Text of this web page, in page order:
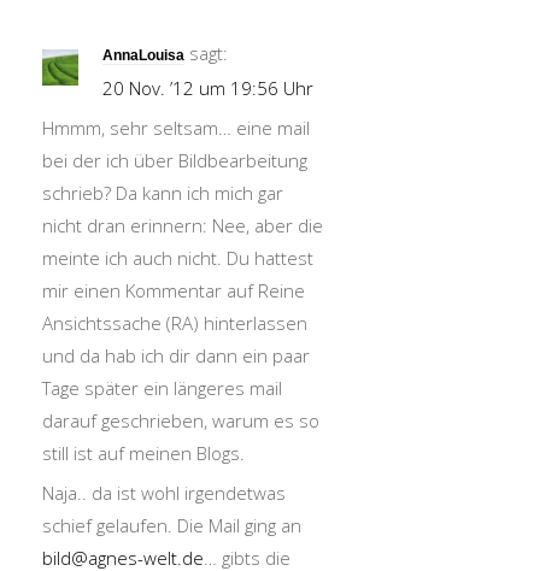
AnnaLouisa sagt:
20 Nov. ’12 um 19:56 Uhr
Hmmm, sehr seltsam… eine mail
bei der ich über Bildbearbeitung
schrieb? Da kann ich mich gar
nicht dran erinnern: Nee, aber die
meinte ich auch nicht. Du hattest
mir einen Kommentar auf Reine
Ansichtssache (RA) hinterlassen
und da hab ich dir dann ein paar
Tage später ein längeres mail
darauf geschrieben, warum es so
still ist auf meinen Blogs.
Naja.. da ist wohl irgendetwas
schief gelaufen. Die Mail ging an
bild@agnes-welt.de… gibts die